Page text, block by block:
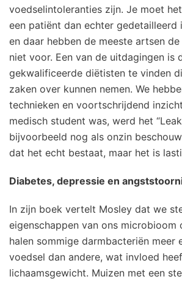
voedselintoleranties zijn. Je moet
een patiënt dan echter gedetailleerd
en daar hebben de meeste artsen
niet voor. Een van de uitdagingen is
gekwalificeerde diëtisten te vinden
zaken over kunnen nemen. We
technieken en voortschrijdend
medisch student was, werd het
bijvoorbeeld nog als onzin
dat het echt bestaat, maar het is
Diabetes, depressie en
In zijn boek vertelt Mosley dat we
eigenschappen van ons microbioom
halen sommige darmbacteriën meer
voedsel dan andere, wat invloed
lichaamsgewicht. Muizen met een